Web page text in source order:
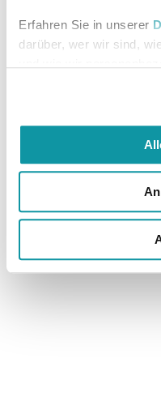
Erfahren Sie in unserer
darüber, wer wir sind,